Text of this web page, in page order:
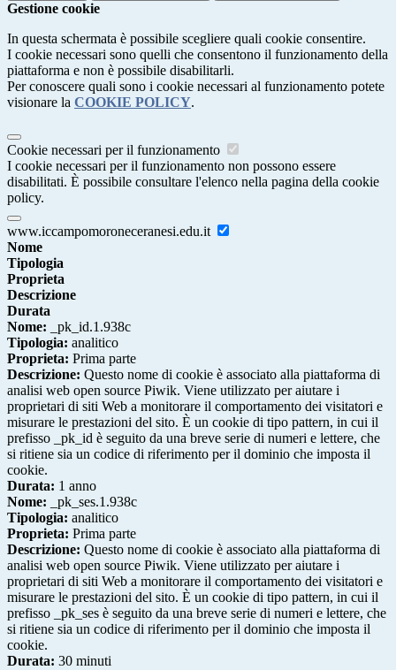
Gestione cookie
In questa schermata è possibile scegliere quali cookie consentire.
I cookie necessari sono quelli che consentono il funzionamento della
piattaforma e non è possibile disabilitarli.
Per conoscere quali sono i cookie necessari al funzionamento potete
visionare la COOKIE POLICY.
Cookie necessari per il funzionamento
I cookie necessari per il funzionamento non possono essere
disabilitati. È possibile consultare l'elenco nella pagina della cookie
policy.
www.iccampomoroneceranesi.edu.it
Nome
Tipologia
Proprieta
Descrizione
Durata
Nome: _pk_id.1.938c
Tipologia: analitico
Proprieta: Prima parte
Descrizione: Questo nome di cookie è associato alla piattaforma di
analisi web open source Piwik. Viene utilizzato per aiutare i
proprietari di siti Web a monitorare il comportamento dei visitatori e
misurare le prestazioni del sito. È un cookie di tipo pattern, in cui il
prefisso _pk_id è seguito da una breve serie di numeri e lettere, che
si ritiene sia un codice di riferimento per il dominio che imposta il
cookie.
Durata: 1 anno
Nome: _pk_ses.1.938c
Tipologia: analitico
Proprieta: Prima parte
Descrizione: Questo nome di cookie è associato alla piattaforma di
analisi web open source Piwik. Viene utilizzato per aiutare i
proprietari di siti Web a monitorare il comportamento dei visitatori e
misurare le prestazioni del sito. È un cookie di tipo pattern, in cui il
prefisso _pk_ses è seguito da una breve serie di numeri e lettere, che
si ritiene sia un codice di riferimento per il dominio che imposta il
cookie.
Durata: 30 minuti